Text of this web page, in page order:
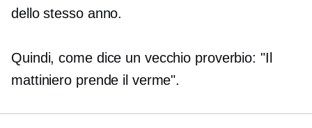
dello stesso anno.
Quindi, come dice un vecchio proverbio: "Il
mattiniero prende il verme".